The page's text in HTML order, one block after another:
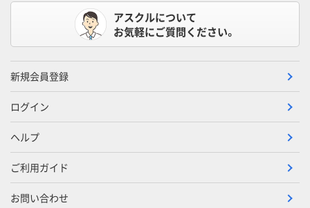
アスクルについて
お気軽にご質問ください。
新規会員登録
ログイン
ヘルプ
ご利用ガイド
お問い合わせ